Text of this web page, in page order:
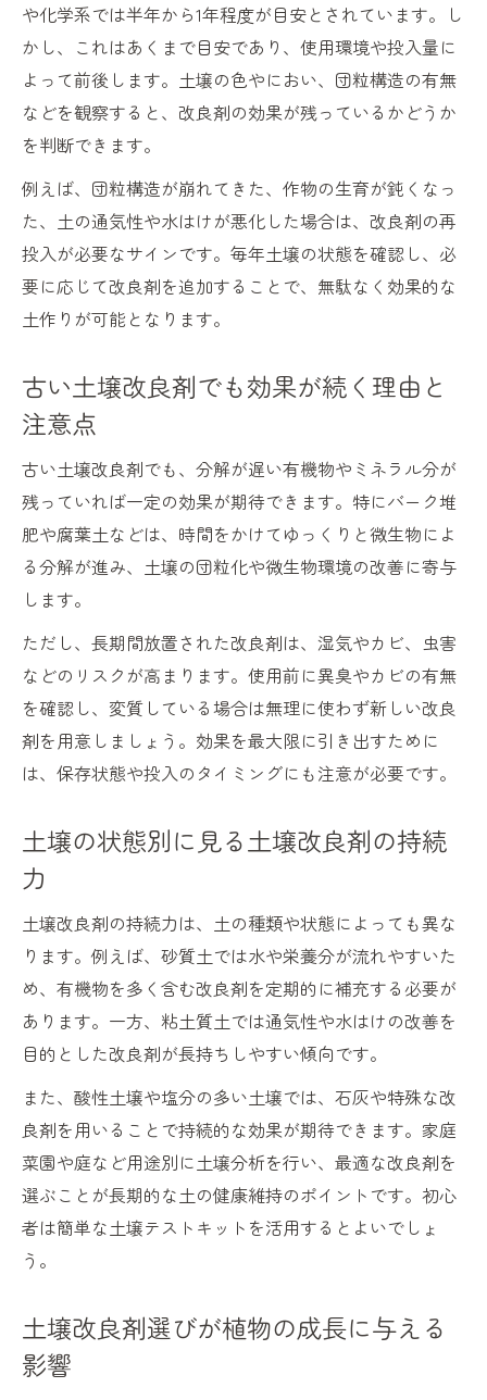
作物別に見る土壌改良剤の適切な使い方
土壌改良剤の効率を高める撒くタイミング
土の健康維持を支えるおすすめの使い方
土壌改良剤の効果的な使い方と注意ポイン
ト
家庭菜園で実践できる土壌改良剤の使用法
土壌改良剤を長く効かせるコツと管理法
土壌改良剤の使い方一つで変わる土の健康
庭の土壌改良を簡単にするおすすめ方法
家庭菜園向け土壌改良剤の主な種類と特徴
土壌改良剤の選び方で栽培環境が激変する
野菜ごとに最適な土壌改良剤の特徴とは
最新土壌改良剤の種類とおすすめポイント
や化学系では半年から1年程度が目安とされています。し
かし、これはあくまで目安であり、使用環境や投入量に
よって前後します。土壌の色やにおい、団粒構造の有無
などを観察すると、改良剤の効果が残っているかどうか
を判断できます。
例えば、団粒構造が崩れてきた、作物の生育が鈍くなっ
た、土の通気性や水はけが悪化した場合は、改良剤の再
投入が必要なサインです。毎年土壌の状態を確認し、必
要に応じて改良剤を追加することで、無駄なく効果的な
土作りが可能となります。
古い土壌改良剤でも効果が続く理由と
注意点
古い土壌改良剤でも、分解が遅い有機物やミネラル分が
残っていれば一定の効果が期待できます。特にバーク堆
肥や腐葉土などは、時間をかけてゆっくりと微生物によ
る分解が進み、土壌の団粒化や微生物環境の改善に寄与
します。
ただし、長期間放置された改良剤は、湿気やカビ、虫害
などのリスクが高まります。使用前に異臭やカビの有無
を確認し、変質している場合は無理に使わず新しい改良
剤を用意しましょう。効果を最大限に引き出すために
は、保存状態や投入のタイミングにも注意が必要です。
土壌の状態別に見る土壌改良剤の持続
力
土壌改良剤の持続力は、土の種類や状態によっても異な
ります。例えば、砂質土では水や栄養分が流れやすいた
め、有機物を多く含む改良剤を定期的に補充する必要が
あります。一方、粘土質土では通気性や水はけの改善を
目的とした改良剤が長持ちしやすい傾向です。
また、酸性土壌や塩分の多い土壌では、石灰や特殊な改
良剤を用いることで持続的な効果が期待できます。家庭
菜園や庭など用途別に土壌分析を行い、最適な改良剤を
選ぶことが長期的な土の健康維持のポイントです。初心
者は簡単な土壌テストキットを活用するとよいでしょ
う。
土壌改良剤選びが植物の成長に与える
影響